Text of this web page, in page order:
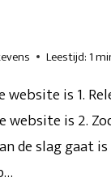
Leestijd:1
website is 1.
website is 2.
de slag gaat